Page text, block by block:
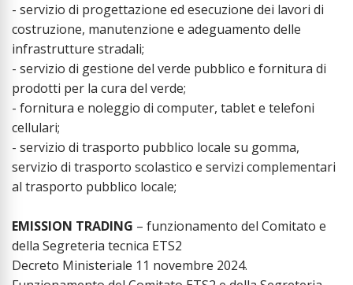
- servizio di progettazione ed esecuzione dei lavori di
costruzione, manutenzione e adeguamento delle
infrastrutture stradali;
- servizio di gestione del verde pubblico e fornitura di
prodotti per la cura del verde;
- fornitura e noleggio di computer, tablet e telefoni
cellulari;
- servizio di trasporto pubblico locale su gomma,
servizio di trasporto scolastico e servizi complementari
al trasporto pubblico locale;
EMISSION TRADING – funzionamento del Comitato e
della Segreteria tecnica ETS2
Decreto Ministeriale 11 novembre 2024.